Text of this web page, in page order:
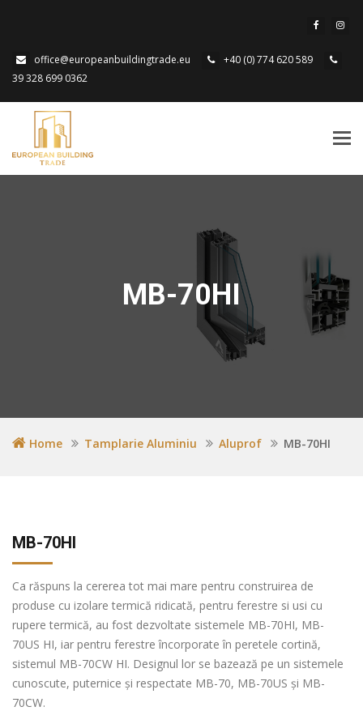
office@europeanbuildingtrade.eu
+40 (0) 774 620 589
39 328 699 0362
MB-70HI
Home Tamplarie Aluminiu Aluprof MB-70HI
MB-70HI
Ca răspuns la cererea tot mai mare pentru construirea de
produse cu izolare termică ridicată, pentru ferestre si usi cu
rupere termică, au fost dezvoltate sistemele MB-70HI, MB-
70US HI, iar pentru ferestre încorporate în peretele cortină,
sistemul MB-70CW HI. Designul lor se bazează pe un sistemele
cunoscute, puternice și respectate MB-70, MB-70US și MB-
70CW.